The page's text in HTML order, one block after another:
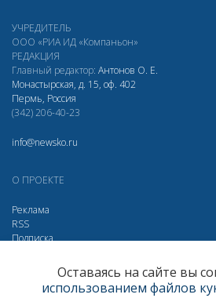
УЧРЕДИТЕЛЬ
ООО «РИА ИД «Компаньон»
РЕДАКЦИЯ
Главный редактор: Антонов О. Е.
Монастырская, д. 15, оф. 402
Пермь, Россия
(342) 206-40-23
info@newsko.ru
О ПРОЕКТЕ
Реклама
RSS
Подписка
ОдноклассникиОставаясь на сайте вы
использованием файлов